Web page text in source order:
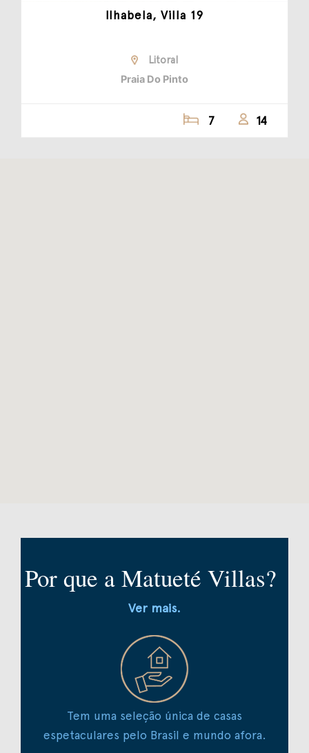
Ilhabela, Villa 19
Litoral
Praia Do Pinto
7 14
Por que a Matueté Villas?
Ver mais.
Tem uma seleção única de casas
espetaculares pelo Brasil e mundo afora.